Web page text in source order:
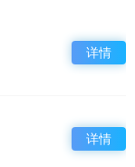
详情
详情